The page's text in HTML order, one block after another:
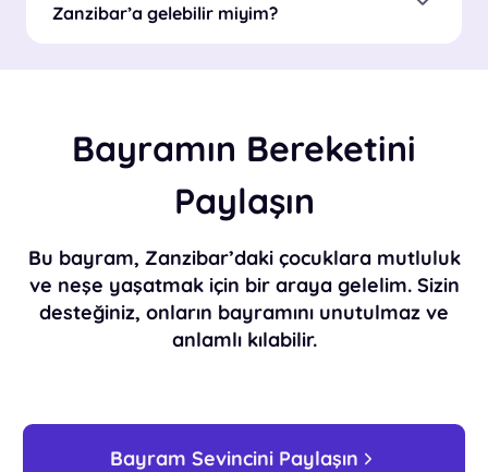
Zanzibar’a gelebilir miyim?
Bayramın Bereketini
Paylaşın
Bu bayram, Zanzibar’daki çocuklara mutluluk
ve neşe yaşatmak için bir araya gelelim. Sizin
desteğiniz, onların bayramını unutulmaz ve
anlamlı kılabilir.
Bayram Sevincini Paylaşın